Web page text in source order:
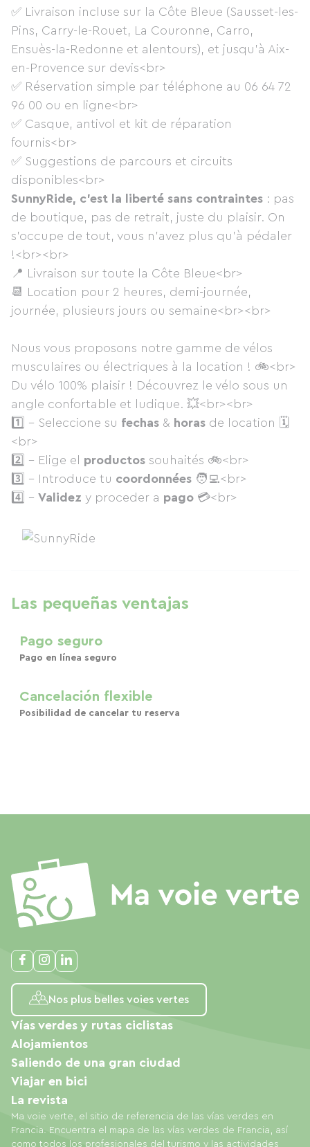
✅ Livraison incluse sur la Côte Bleue (Sausset-les-
Pins, Carry-le-Rouet, La Couronne, Carro,
Ensuès-la-Redonne et alentours), et jusqu'à Aix-
en-Provence sur devis<br>
✅ Réservation simple par téléphone au 06 64 72
96 00 ou en ligne<br>
✅ Casque, antivol et kit de réparation
fournis<br>
✅ Suggestions de parcours et circuits
disponibles<br>
SunnyRide, c’est la liberté sans contraintes : pas
de boutique, pas de retrait, juste du plaisir. On
s’occupe de tout, vous n’avez plus qu’à pédaler
!<br><br>
📍 Livraison sur toute la Côte Bleue<br>
📆 Location pour 2 heures, demi-journée,
journée, plusieurs jours ou semaine<br><br>
Nous vous proposons notre gamme de vélos
musculaires ou électriques à la location ! 🚲<br>
Du vélo 100% plaisir ! Découvrez le vélo sous un
angle confortable et ludique. 💥<br><br>
1️⃣ - Seleccione su fechas & horas de location 🗓
<br>
2️⃣ - Elige el productos souhaités 🚲<br>
3️⃣ - Introduce tu coordonnées 🧑‍💻<br>
4️⃣ - Validez y proceder a pago 💳<br>
Las pequeñas ventajas
Pago seguro
Pago en línea seguro
Cancelación flexible
Posibilidad de cancelar tu reserva
Nos plus belles voies vertes
Ma voie verte, el sitio de referencia de las vías verdes en
Francia. Encuentra el mapa de las vías verdes de Francia, así
como todos los profesionales del turismo y las actividades
Vías verdes y rutas ciclistas
Alojamientos
Saliendo de una gran ciudad
Viajar en bici
La revista